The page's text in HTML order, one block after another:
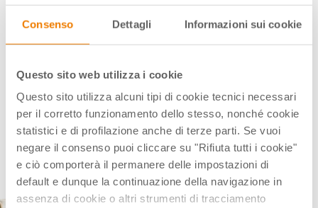
Consenso Dettagli Informazioni sui cookie
Questo sito web utilizza i cookie
Questo sito utilizza alcuni tipi di cookie tecnici necessari
per il corretto funzionamento dello stesso, nonché cookie
statistici e di profilazione anche di terze parti. Se vuoi
negare il consenso puoi cliccare su "Rifiuta tutti i cookie"
e ciò comporterà il permanere delle impostazioni di
default e dunque la continuazione della navigazione in
assenza di cookie o altri strumenti di tracciamento
FORMAZIONE
la scuola – oltre la fortezza, dentro il
futuro
di Team CampuStore
16 Feb 2026